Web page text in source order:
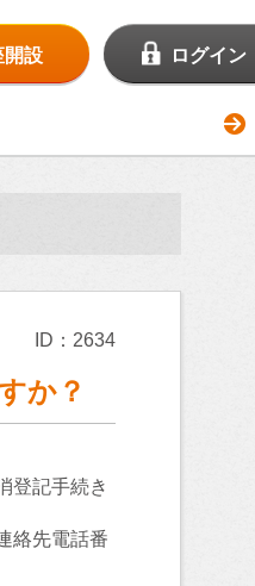
開設 ログイン
ID：2634
か？
登記手続き
絡先電話番